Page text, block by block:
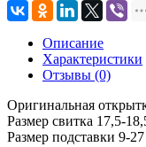
Описание
Характеристики
Отзывы (0)
Оригинальная
Размер свитка 17,5-
Размер подставки 9-